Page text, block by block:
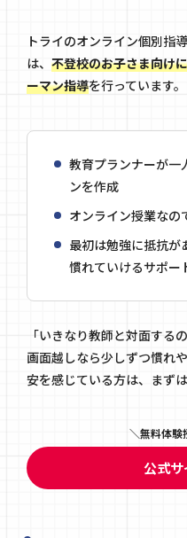
トライのオンライン個別指
は、 不登校のお子さま向け
ーマン指導を行っています。
教育プランナーが一
ンを作成
オンライン授業なの
最初は勉強に抵抗が
慣れていけるサポー
「いきなり教師と対面する
画面越しなら少しずつ慣れ
安を感じている方は、まず
無料体験
公式サ